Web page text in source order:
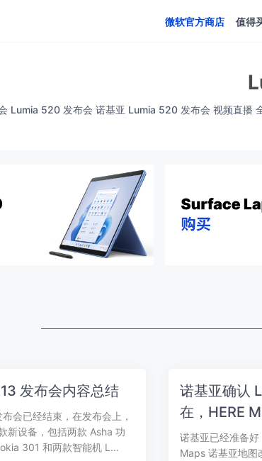
微软官方商店 值得
Lumia 520 发布会 诺基亚 Lumia 520 发布会 视频直播
发布会内容总结
会已经结束，在发布会上，
新设备，包括两款 Asha 功
301 和两款智能机 L…
诺基亚确认
在，HERE
诺基亚已经准备
Maps 诺基亚地图